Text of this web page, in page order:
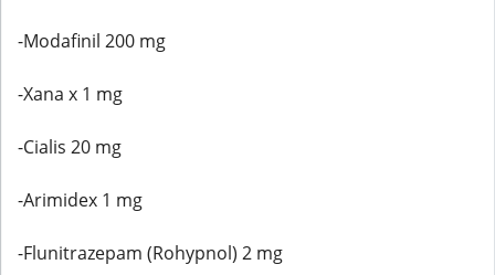
-Modafinil 200 mg
-Xana x 1 mg
-Cialis 20 mg
-Arimidex 1 mg
-Flunitrazepam (Rohypnol) 2 mg